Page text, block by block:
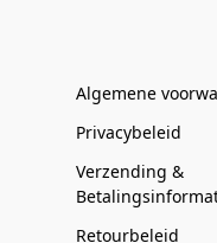
Algemene
Privacybeleid
Verzending &
Retourbeleid